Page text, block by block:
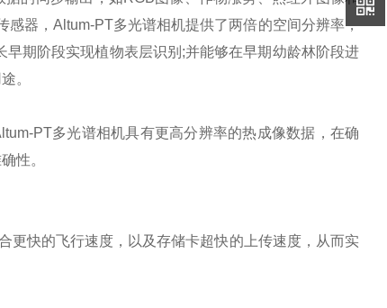
器，Altum-PT多光谱相机提供了两倍的空间分辨率，
期阶段实现植物表层识别;并能够在早期幼龄林阶段进
。
PT多光谱相机具有更高分辨率的热成像数据，在确
性。
更快的飞行速度，以及存储卡超快的上传速度，从而实